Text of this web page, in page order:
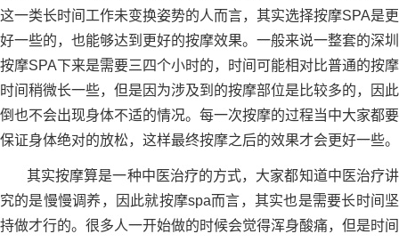
这一类长时间工作未变换姿势的人而言，其实选择按摩SPA是更
好一些的，也能够达到更好的按摩效果。一般来说一整套的深圳
按摩SPA下来是需要三四个小时的，时间可能相对比普通的按摩
时间稍微长一些，但是因为涉及到的按摩部位是比较多的，因此
倒也不会出现身体不适的情况。每一次按摩的过程当中大家都要
保证身体绝对的放松，这样最终按摩之后的效果才会更好一些。
其实按摩算是一种中医治疗的方式，大家都知道中医治疗讲
究的是慢慢调养，因此就按摩spa而言，其实也是需要长时间坚
持做才行的。很多人一开始做的时候会觉得浑身酸痛，但是时间